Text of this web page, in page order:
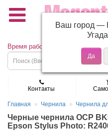
(495) 150-
Время работы: Пн - Пт 9:30 -
Контакты
Главная Чернила Чернила
Черные чернила OCP
Epson Stylus Photo:
Ваш город —